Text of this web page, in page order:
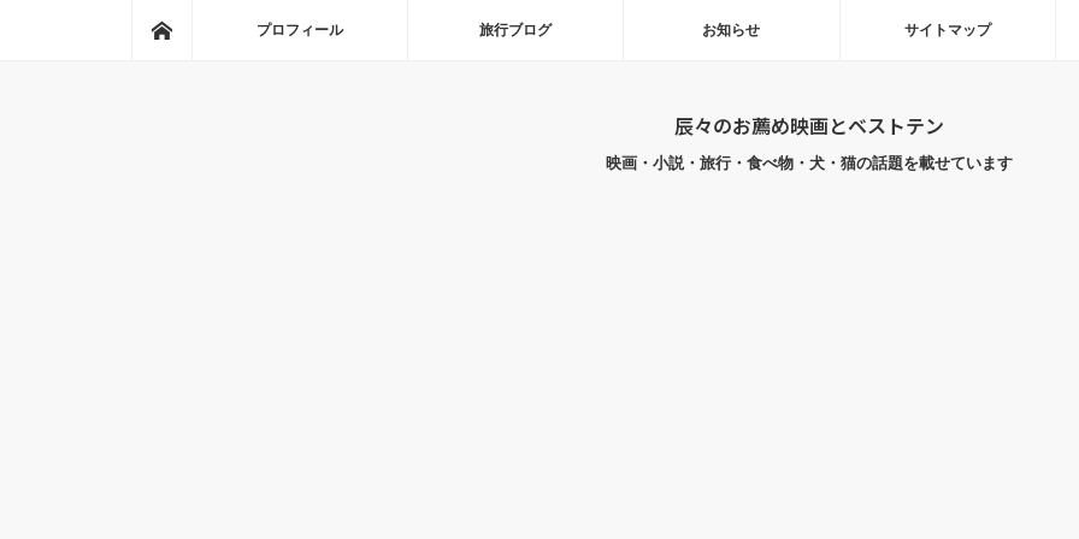
プロフィール 旅行ブログ お知らせ サイトマップ
辰々のお薦め映画とベストテン
映画・小説・旅行・食べ物・犬・猫の話題を載せています